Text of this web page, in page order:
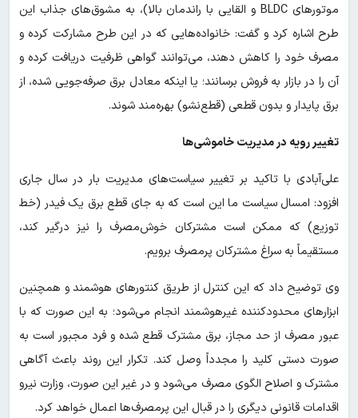
موتورهای BLDC و القایی با راندمان بالا)، به مشوق‌های جذاب این
طرح اشاره کرد و گفت: خانواده‌هایی که در این طرح مشارکت کرده و
مصرف خود را کاهش دهند، می‌توانند گواهی ظرفیت دریافت کرده و
آن را در بازار به فروش برسانند؛ یا اینکه معادل برق صرفه‌جویی شده، از
برق پایدار و بدون قطعی (قطع‌نشو) بهره‌مند شوند.
تغییر رویه در مدیریت خاموشی‌ها
علی‌آبادی با تاکید بر تغییر سیاست‌های مدیریت بار در سال جاری
افزود: امسال سیاست ما این است که به جای قطع برق یک فیدر (خط
توزیع) که ممکن است مشترکان خوش‌مصرف را نیز درگیر کند،
مستقیماً به سراغ مشترکان پرمصرف برویم.
وی توضیح داد که این کنترل از طریق کنتورهای هوشمند و همچنین
ابزارهای محدودکننده غیرهوشمند انجام می‌شود؛ به این صورت که با
عبور مصرف از حد مجاز، برق مشترک قطع شده و فرد مجبور است به
صورت دستی کلید را مجدداً وصل کند. تکرار این روند باعث آگاهی
مشترک و اصلاح الگوی مصرف می‌شود و در غیر این صورت، وزارت نیرو
اقدامات قانونی دیگری را در قبال این پرمصرف‌ها اعمال خواهد کرد.